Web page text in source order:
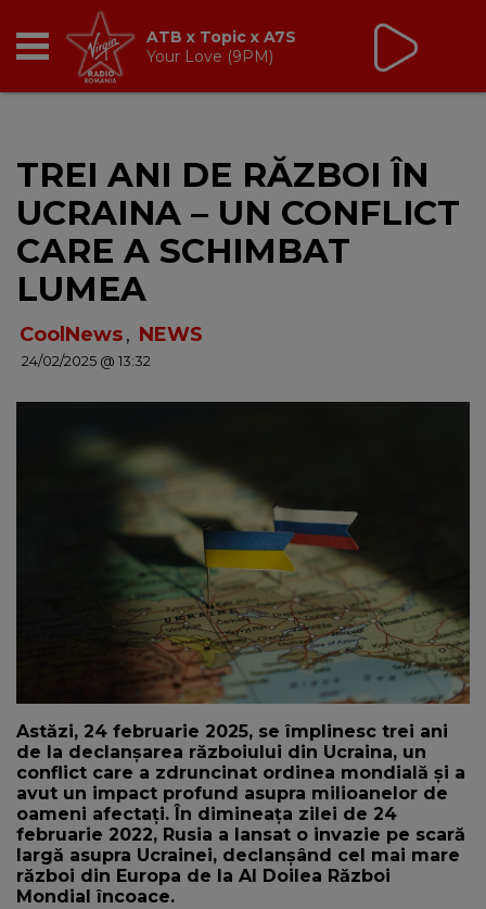
BREAKFAST
TIC TALK
CÂȘTIGĂ
HOT 30
DANCEFLOOR CHART
RADIO ACADEMY
CONTUL MEU
Virgin Radio Music
cu Alina Chinie
19:00 - 21:00
TREI ANI DE RĂZBOI ÎN
UCRAINA – UN CONFLICT
CARE A SCHIMBAT
LUMEA
CoolNews, NEWS
24/02/2025 @ 13:32
Astăzi, 24 februarie 2025, se împlinesc trei ani
de la declanșarea războiului din Ucraina, un
conflict care a zdruncinat ordinea mondială și a
avut un impact profund asupra milioanelor de
oameni afectați. În dimineața zilei de 24
februarie 2022, Rusia a lansat o invazie pe scară
largă asupra Ucrainei, declanșând cel mai mare
război din Europa de la Al Doilea Război
Mondial încoace.